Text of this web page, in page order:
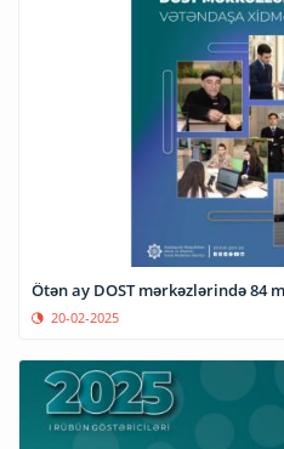
Ötən ay DOST mərkəzlərində 84
20-02-2025